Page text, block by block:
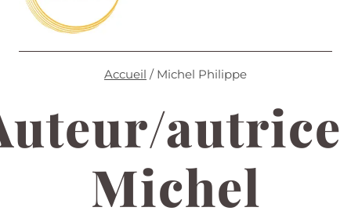
Accueil / Michel Philippe
Michel